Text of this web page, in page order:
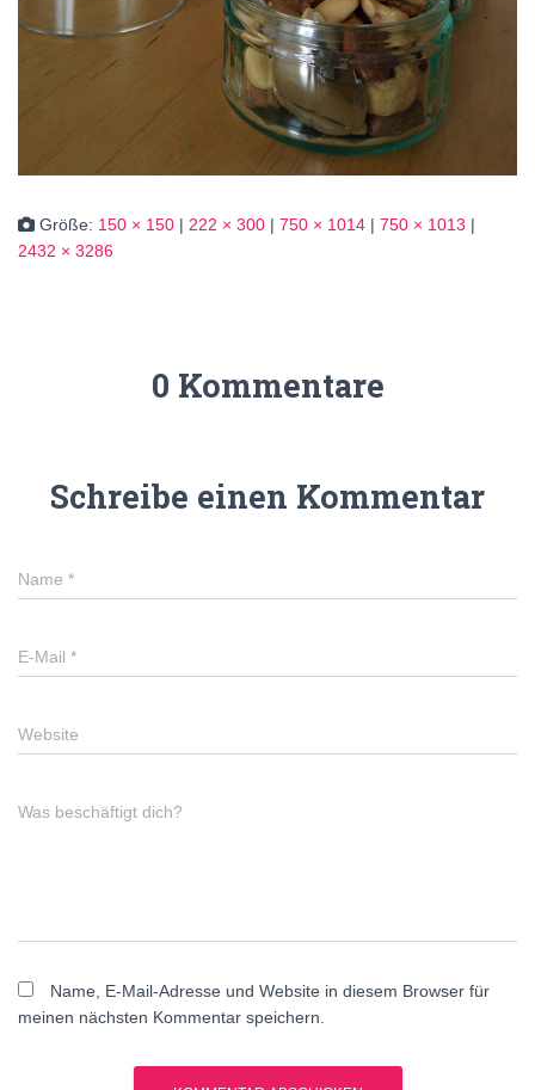
Größe: 150 × 150 | 222 × 300 | 750 × 1014 | 750 × 1013 |
2432 × 3286
0 Kommentare
Schreibe einen Kommentar
Name *
E-Mail *
Website
Was beschäftigt dich?
Name, E-Mail-Adresse und Website in diesem Browser für
meinen nächsten Kommentar speichern.